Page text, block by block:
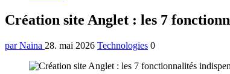
Menu
Création site Anglet : les 7
par Naina 28. mai 2026 Technologies 0